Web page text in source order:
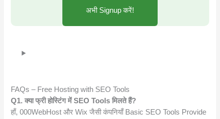
अभी Signup करें!
FAQs – Free Hosting with SEO Tools
Q1. क्या फ्री होस्टिंग में SEO Tools मिलते हैं?
हाँ, 000WebHost और Wix जैसी कंपनियाँ Basic SEO Tools Provide